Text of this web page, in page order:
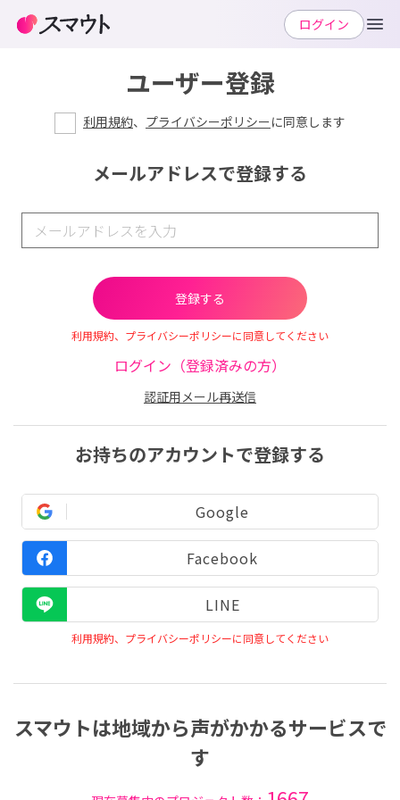
ユーザー登録
利用規約、 プライバシーポリシーに同意します
メールアドレスで登録する
利用規約、プライバシーポリシーに同意してください
ログイン（登録済みの方）
認証用メール再送信
お持ちのアカウントで登録する
Google
Facebook
LINE
利用規約、プライバシーポリシーに同意してください
スマウトは地域から声がかかるサービスで
す
ログイン